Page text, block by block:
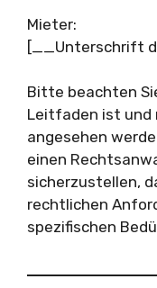
Mieter:
[__Unterschrift
Bitte beachten
Leitfaden ist und
angesehen
einen
sicherzustellen,
rechtlichen
spezifischen